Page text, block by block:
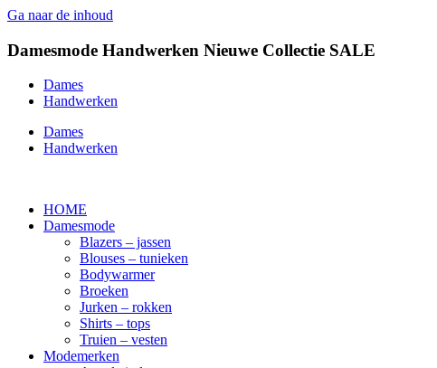
Ga naar de inhoud
Damesmode Handwerken Nieuwe Collectie SALE
Dames
Handwerken
Dames
Handwerken
HOME
Damesmode
Blazers – jassen
Blouses – tunieken
Bodywarmer
Broeken
Jurken – rokken
Shirts – tops
Truien – vesten
Modemerken